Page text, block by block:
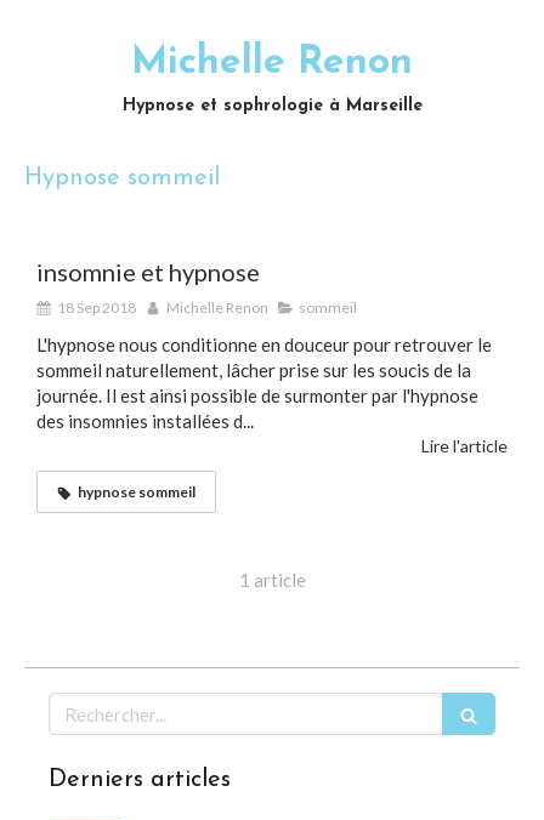
Michelle Renon
Hypnose et sophrologie à Marseille
Hypnose sommeil
insomnie et hypnose
18 Sep 2018 Michelle Renon sommeil
L'hypnose nous conditionne en douceur pour retrouver le
sommeil naturellement, lâcher prise sur les soucis de la
journée. Il est ainsi possible de surmonter par l'hypnose
des insomnies installées d...
Lire l'article
hypnose sommeil
1 article
Rechercher
Derniers articles